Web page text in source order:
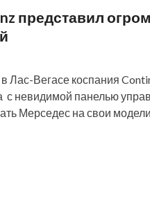
представил
в Лас-Вегасе коспания
с невидимой панелью
Мерседес на свои